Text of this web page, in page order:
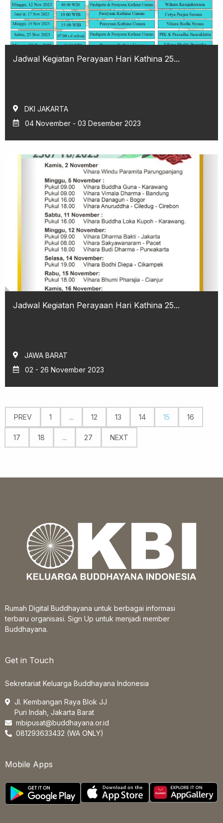
Jadwal Kegiatan Perayaan Hari Kathina 25...
DKI JAKARTA
04 November - 03 Desember 2023
Jadwal Kegiatan Perayaan Hari Kathina 25...
JAWA BARAT
02 - 26 November 2023
PREV 1 ... 12 13 14 15 16
17 18 ... 27 NEXT
Rumah Digital Buddhayana untuk berbagai informasi
terbaru organisasi. Sign Up untuk menjadi member
Buddhayana.
Get in Touch
Sekretariat Keluarga Buddhayana Indonesia
Jl. Kembangan Raya Blok JJ
Puri Indah, Jakarta Barat
mbipusat@buddhayana.or.id
081293633432 (WA ONLY)
Mobile Apps